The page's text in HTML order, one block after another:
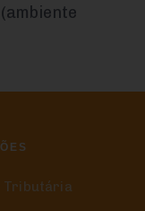
(ambiente
Tributária